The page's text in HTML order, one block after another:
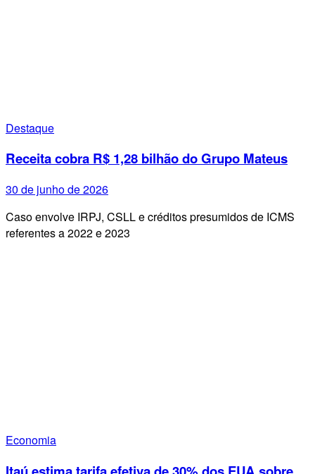
Destaque
Receita cobra R$ 1,28 bilhão do Grupo Mateus
30 de junho de 2026
Caso envolve IRPJ, CSLL e créditos presumidos de ICMS
referentes a 2022 e 2023
Economia